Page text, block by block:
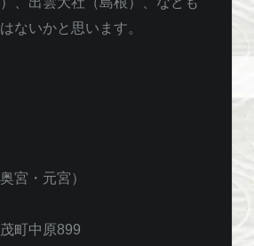
ないかと思います。
宮・元宮）
町中原899